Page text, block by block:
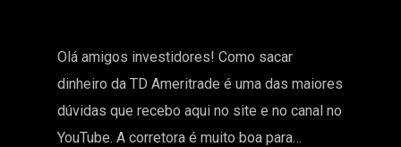
Olá amigos investidores! Como sacar
dinheiro da TD Ameritrade é uma das maiores
dúvidas que recebo aqui no site e no canal no
YouTube. A corretora é muito boa para…